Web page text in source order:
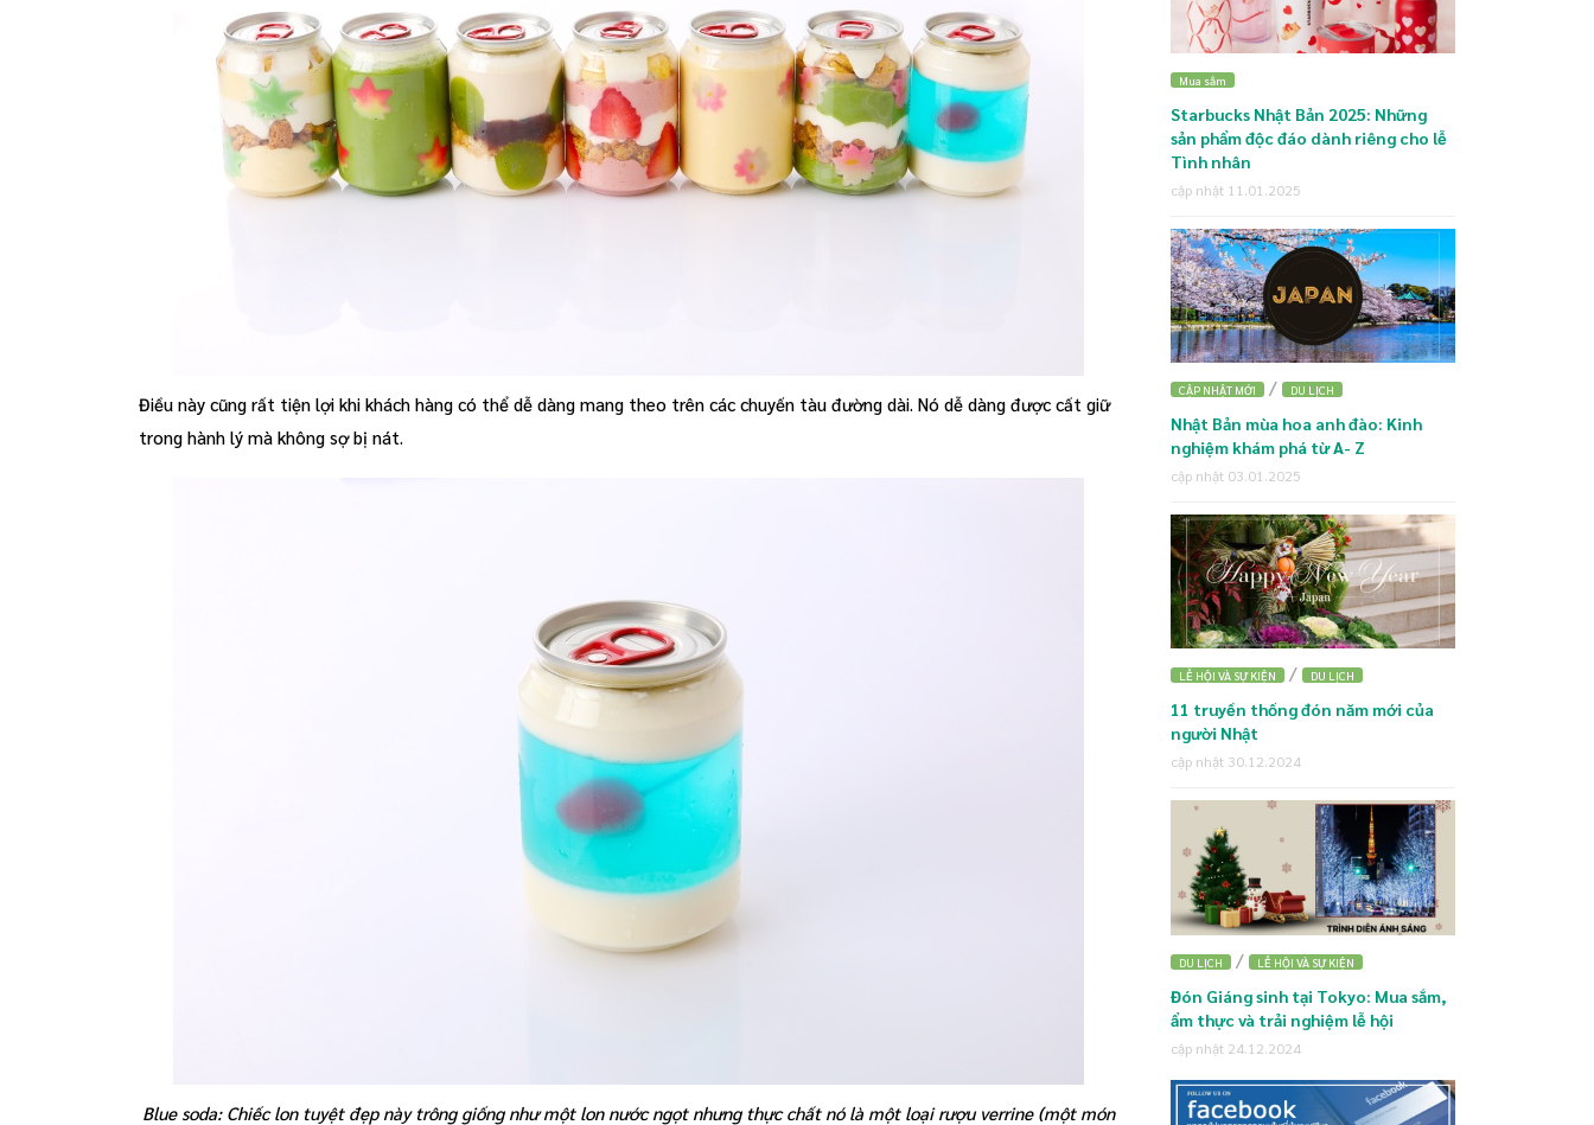
Điều này cũng rất tiện lợi khi khách hàng có thể dễ dàng mang theo trên các chuyến tàu đường dài. Nó dễ dàng được cất giữ
trong hành lý mà không sợ bị nát.
Blue soda: Chiếc lon tuyệt đẹp này trông giống như một lon nước ngọt nhưng thực chất nó là một loại rượu verrine (một món
Mua sắm
Starbucks Nhật Bản 2025: Những
sản phẩm độc đáo dành riêng cho lễ
Tình nhân
cập nhật 11.01.2025
CẬP NHẬT MỚI / DU LỊCH
Nhật Bản mùa hoa anh đào: Kinh
nghiệm khám phá từ A- Z
cập nhật 03.01.2025
LỄ HỘI VÀ SỰ KIỆN / DU LỊCH
11 truyền thống đón năm mới của
người Nhật
cập nhật 30.12.2024
DU LỊCH / LỄ HỘI VÀ SỰ KIỆN
Đón Giáng sinh tại Tokyo: Mua sắm,
ẩm thực và trải nghiệm lễ hội
cập nhật 24.12.2024